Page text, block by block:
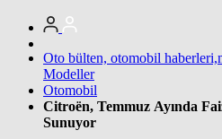
Oto bülten, otomobil
Modeller
Otomobil
Citroën, Temmuz Ayında
Sunuyor